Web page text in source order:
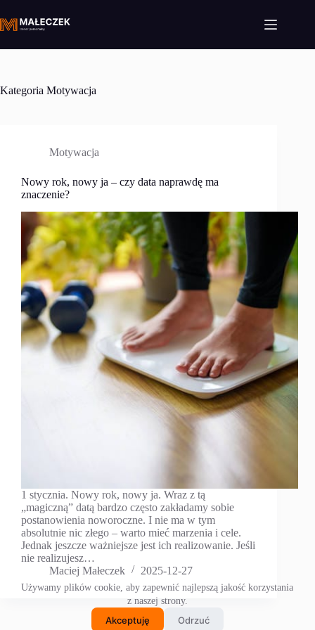
do
treści
Używamy plików cookie, aby zapewnić najlepszą jakość korzystania
z naszej strony.
Akceptuję Odrzuć
Kategoria Motywacja
Motywacja
Nowy rok, nowy ja – czy data naprawdę ma
znaczenie?
1 stycznia. Nowy rok, nowy ja. Wraz z tą
„magiczną” datą bardzo często zakładamy sobie
postanowienia noworoczne. I nie ma w tym
absolutnie nic złego – warto mieć marzenia i cele.
Jednak jeszcze ważniejsze jest ich realizowanie. Jeśli
nie realizujesz…
Maciej Małeczek
2025-12-27